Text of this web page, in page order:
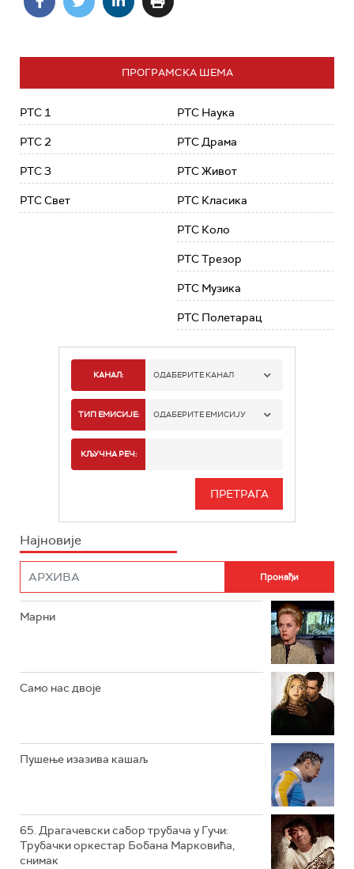
ПРОГРАМСКА ШЕМА
РТС 1
РТС 2
РТС 3
РТС Свет
РТС Наука
РТС Драма
РТС Живот
РТС Класика
РТС Коло
РТС Трезор
РТС Музика
РТС Полетарац
КАНАЛ: ОДАБЕРИТЕ КАНАЛ
РТС 1
РТС 3
ТИП ЕМИСИЈЕ: ОДАБЕРИТЕ ЕМИСИЈУ
ИНФО
КЉУЧНА РЕЧ:
Најновије
Марни
Само нас двоје
Пушење изазива кашаљ
65. Драгачевски сабор трубача у Гучи:
Трубачки оркестар Бобана Марковића,
снимак